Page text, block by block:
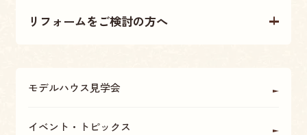
不動産情報
リフォームをご検討の方へ
モデルハウス見学会
イベント・トピックス